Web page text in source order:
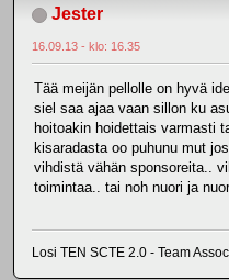
Jester
16.09.13 - klo: 16.35
Tää meijän pellolle on hyvä
siel saa ajaa vaan sillon ku
hoitoakin hoidettais varmasti
kisaradasta oo puhunu mut
vihdistä vähän sponsoreita..
toimintaa.. tai noh nuori ja
Losi TEN SCTE 2.0 - Team